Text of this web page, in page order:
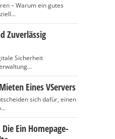
– Warum ein gutes
Zuverlässig
Sicherheit
Eines VServers
sich dafür, einen
Ein Homepage-